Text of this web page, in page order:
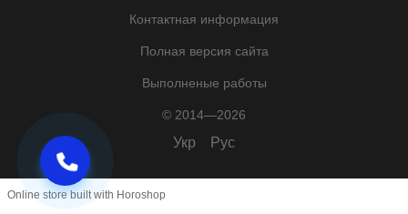
Контактная информация
Полная версия сайта
Выполненые работы
© 2014—2026
Укр Рус
Online store built with Horoshop